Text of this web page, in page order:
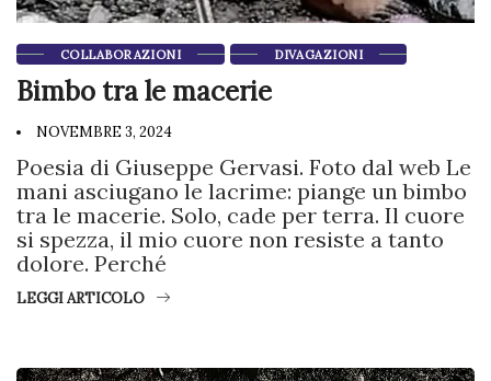
COLLABORAZIONI DIVAGAZIONI
Bimbo tra le macerie
NOVEMBRE 3, 2024
Poesia di Giuseppe Gervasi. Foto dal web Le
mani asciugano le lacrime: piange un bimbo
tra le macerie. Solo, cade per terra. Il cuore
si spezza, il mio cuore non resiste a tanto
dolore. Perché
LEGGI ARTICOLO